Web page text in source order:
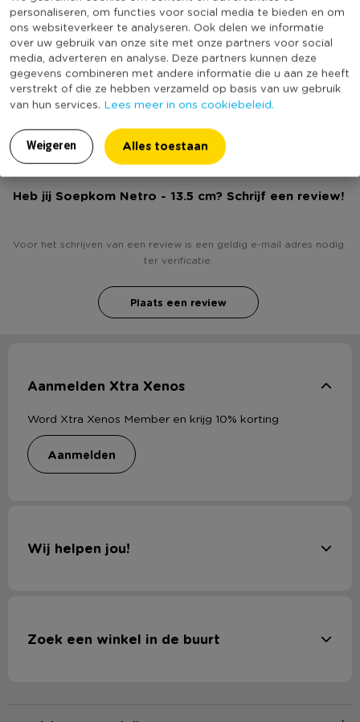
personaliseren, om functies voor social media te bieden en om
ons websiteverkeer te analyseren. Ook delen we informatie
over uw gebruik van onze site met onze partners voor social
media, adverteren en analyse. Deze partners kunnen deze
gegevens combineren met andere informatie die u aan ze heeft
verstrekt of die ze hebben verzameld op basis van uw gebruik
van hun services. Lees meer in ons cookiebeleid.
Weigeren Alles toestaan
• Soepkom Netro
• Vrolijk design
• Diameter 13,5 centimeter
• Geschikt voor vaatwasser en magnetron
Vorm
Rond
Met print
Ja
Vaatwasmachine bestendig
Ja
Duurzaamheidsscore
(Nog) geen score
Heb jij Soepkom Netro - 13.5 cm? Schrijf een review!
Voor het schrijven van een review is een geldig e-mail adres nodig
ter verificatie.
Plaats een review
Aanmelden Xtra Xenos
Word Xtra Xenos Member en krijg 10% korting
aanmelden
Wij helpen jou!
Zoek een winkel in de buurt